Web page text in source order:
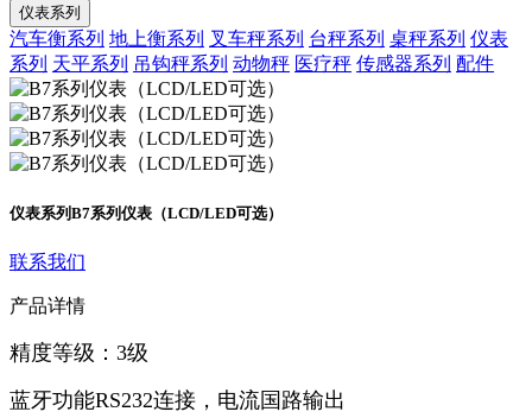
仪表系列
汽车衡系列 地上衡系列 叉车秤系列 台秤系列 桌秤系列 仪表
系列 天平系列 吊钩秤系列 动物秤 医疗秤 传感器系列 配件
仪表系列 B7系列仪表（LCD/LED可选）
联系我们
产品详情
精度等级：3级
蓝牙功能RS232连接，电流国路输出